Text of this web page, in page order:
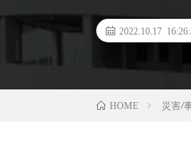
2022.10.17
HOME 災害/